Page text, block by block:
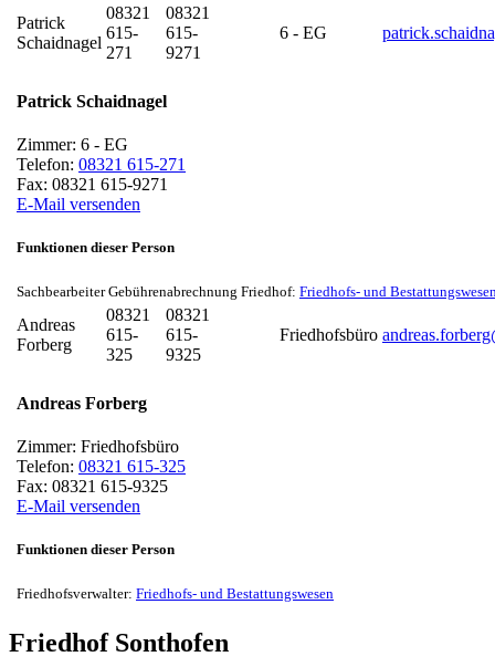
Patrick
Schaidnagel
08321
615-
271
08321
615-
9271
6 - EG
Patrick Schaidnagel
Zimmer: 6 - EG
Telefon: 08321 615-271
Fax: 08321 615-9271
E-Mail versenden
Funktionen dieser Person
Sachbearbeiter Gebührenabrechnung Friedhof: Friedhofs- und
Andreas
Forberg
08321
615-
325
08321
615-
9325
Friedhofsbüro
Andreas Forberg
Zimmer: Friedhofsbüro
Telefon: 08321 615-325
Fax: 08321 615-9325
E-Mail versenden
Funktionen dieser Person
Friedhofsverwalter: Friedhofs- und Bestattungswesen
Friedhof Sonthofen